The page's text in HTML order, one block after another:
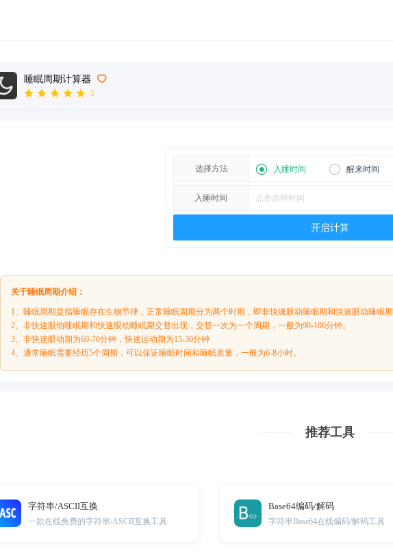
睡眠周期计算器
5
选择方法 入睡时间 醒来时间
入睡时间
开启计算
关于睡眠周期介绍：
1、睡眠周期是指睡眠存在生物节律，正常睡眠周期分为两个时期，即非快速眼动睡眠期和快速眼动睡眠期
2、非快速眼动睡眠期和快速眼动睡眠期交替出现，交替一次为一个周期，一般为90-100分钟。
3、非快速眼动期为60-70分钟，快速运动期为15-30分钟
4、通常睡眠需要经历5个周期，可以保证睡眠时间和睡眠质量，一般为6-8小时。
推荐工具
字符串/ASCII互换
一款在线免费的字符串/ASCII互换工具
Base64编码/解码
字符串Base64在线编码/解码工具